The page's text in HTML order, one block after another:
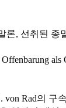
론, 선취된 종
von Rad의